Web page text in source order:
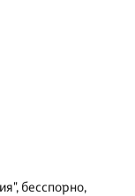
бесспорно,